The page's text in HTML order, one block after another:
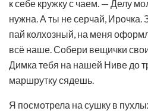
к себе кружку с чаем. — Делу
нужна. А ты не серчай, Ирочка.
пай колхозный, на меня
всё наше. Собери вещички
Димка тебя на нашей Ниве до
маршрутку сядешь.
Я посмотрела на сушку в